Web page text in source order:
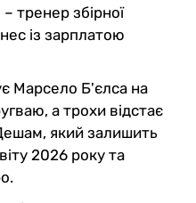
тренер збірної
із зарплатою
Марсело Б'єлса на
а трохи відстає
який залишить
2026 року та